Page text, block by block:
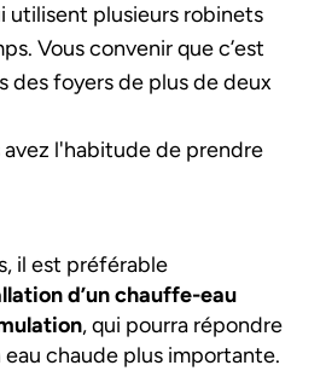
utilisent plusieurs robinets
Vous convenir que c’est
des foyers de plus de deux
avez l'habitude de prendre
il est préférable
d’un chauffe-eau
, qui pourra répondre
chaude plus importante.